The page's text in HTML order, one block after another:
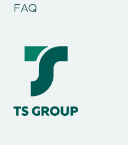
FAQ